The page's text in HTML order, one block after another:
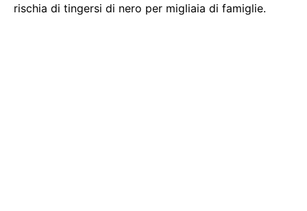
rischia di tingersi di nero per migliaia di famiglie.